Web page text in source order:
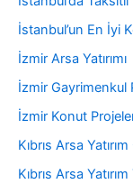
İstanbul’un En İyi
İzmir Arsa Yatırımı
İzmir Gayrimenkul
İzmir Konut
Kıbrıs Arsa
Kıbrıs Arsa